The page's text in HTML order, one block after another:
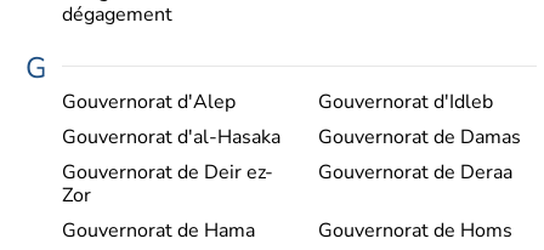
dégagement
G
Gouvernorat d'Alep
Gouvernorat d'Idleb
Gouvernorat d'al-Hasaka
Gouvernorat de Damas
Gouvernorat de Deir ez-
Zor
Gouvernorat de Deraa
Gouvernorat de Hama
Gouvernorat de Homs